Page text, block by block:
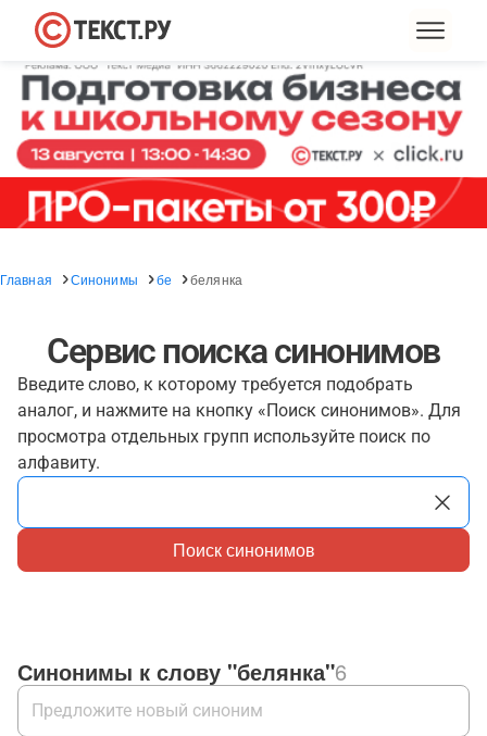
Главная Синонимы бе белянка
Сервис поиска синонимов
Введите слово, к которому требуется подобрать
аналог, и нажмите на кнопку «Поиск синонимов». Для
просмотра отдельных групп используйте поиск по
алфавиту.
Поиск синонимов
Синонимы к слову "белянка"6